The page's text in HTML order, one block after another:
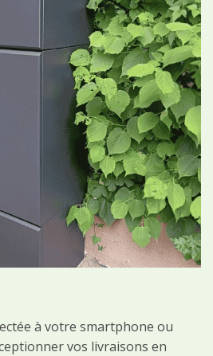
à votre smartphone ou
vos livraisons en